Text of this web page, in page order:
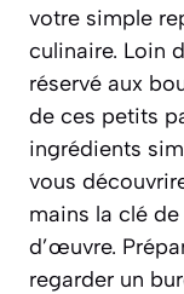
votre simple
culinaire. Loin
réservé aux
de ces petits
ingrédients
vous
mains la clé
d’œuvre.
regarder un